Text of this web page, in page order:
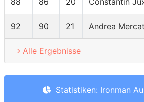
88 86 20 Constantin
92 90 21 Andrea
Alle Ergebnisse
Statistiken: Ironman